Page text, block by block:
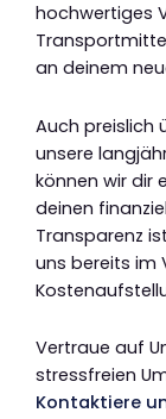
hochwertiges
an deinem
Auch preislich
unsere
können wir dir
deinen
Transparenz
uns bereits im
Vertraue auf
stressfreien
Kontaktiere